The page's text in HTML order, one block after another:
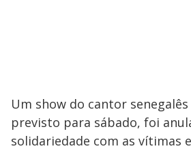
Um show do cantor
previsto para sábado, foi
solidariedade com as vítimas